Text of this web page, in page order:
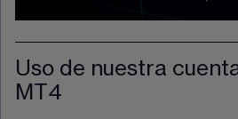
Uso de nuestra
MT4